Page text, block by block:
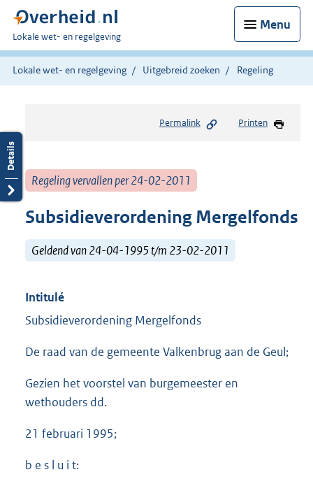
Menu
U
bent
hier:
Lokale wet- en regelgeving
Lokale wet- en regelgeving Uitgebreid zoeken Regeling
Permalink Printen
Regeling vervallen per 24-02-2011
Subsidieverordening Mergelfonds
Geldend van 24-04-1995 t/m 23-02-2011
Intitulé
Subsidieverordening Mergelfonds
De raad van de gemeente Valkenbrug aan de Geul;
Gezien het voorstel van burgemeester en
wethouders dd.
21 februari 1995;
b e s l u i t: